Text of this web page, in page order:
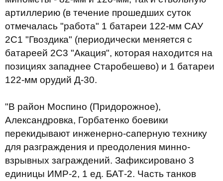
артиллерию (в течение прошедших суток
отмечалась "работа" 1 батареи 122-мм САУ
2С1 "Гвоздика" (периодически меняется с
батареей 2С3 "Акация", которая находится на
позициях западнее Старобешево) и 1 батареи
122-мм орудий Д-30.
"В район Моспино (Придорожное),
Александровка, Горбатенко боевики
перекидывают инженерно-саперную технику
для разграждения и преодоления минно-
взрывных заграждений. Зафиксировано 3
единицы ИМР-2, 1 ед. БАТ-2. Часть танков